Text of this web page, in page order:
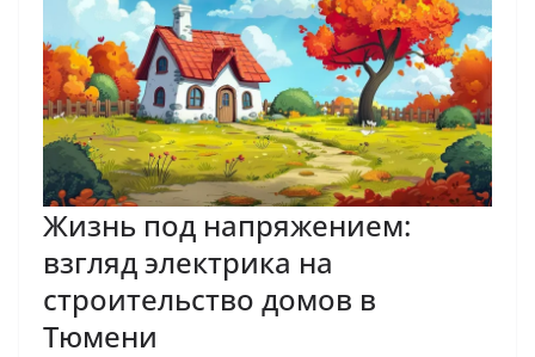
Жизнь под напряжением:
взгляд электрика на
строительство домов в
Тюмени